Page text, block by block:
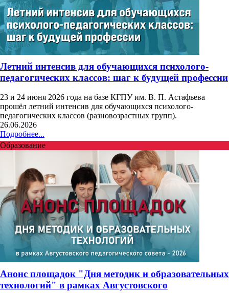
Летний интенсив для обучающихся психолого-
педагогических классов: шаг к будущей профессии
23 и 24 июня 2026 года на базе КГПУ им. В. П. Астафьева
прошёл летний интенсив для обучающихся психолого-
педагогических классов (разновозрастных групп).
26.06.2026
Подробнее...
Образование
Анонс площадок "Дня методик и образовательных
технологий" в рамках Августовского